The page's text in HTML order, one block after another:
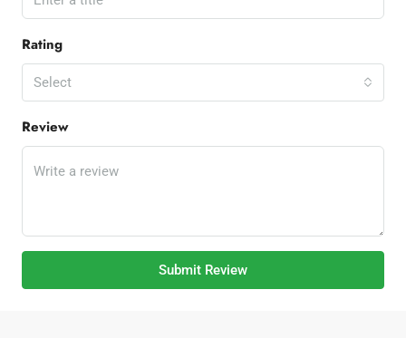
Rating
Select
Review
Submit Review